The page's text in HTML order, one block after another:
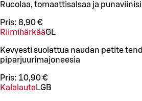
Rucolaa, tomaattisalsaa ja
Pris: 8,90 €
RiimihärkääGL
Kevyesti suolattua naudan petite
piparjuurimajoneesia
Pris: 10,90 €
Kalalauta LGB